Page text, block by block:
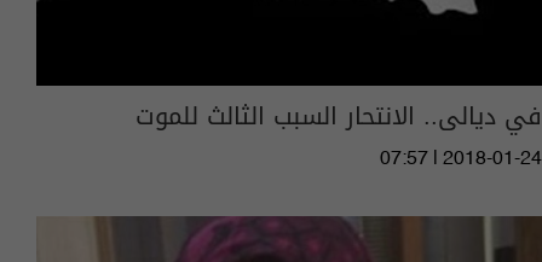
في ديالى.. الانتحار السبب الثالث للموت
07:57 | 2018-01-24